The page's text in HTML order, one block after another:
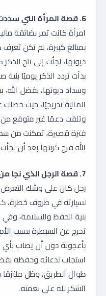
6. قصة المرأة التي سددت ديونها
امرأة كانت تمر بضائقة
بمبالغ كبيرة، لم تكن
ديونها، لجأت إلى تاج
بدأت تردد الذكر يوميًا
وسداد ديونها، بفضل
المالية تدريجيًا، حيث
وتلقت دعمًا غير متوقع
فترة قصيرة، تمكنت من
الله فرج كربتها بعد أن
7. قصة الرجل الذي نجا من حادث
رجل كان على وشك التعرض
لسيارته في ظروف خطرة،
بنية الحفظ والسلامة،
تخرج عن السيطرة بسبب
بأعجوبة دون أن يصاب بأي
استجاب لدعائه وحفظه
طوال الطريق، وظل ملتزمًا
الشكر لله على نعمته.